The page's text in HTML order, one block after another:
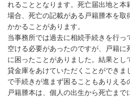
れることとなります。死亡届出地と本
場合、死亡の記載がある戸籍謄本を取
かかることがあります。
当事務所では過去に相続手続きを行っ
空ける必要があったのですが、戸籍に
に困ったことがありました。結果とし
貸金庫をあけていただくことができま
で手続きが進まず困ることもありえる
戸籍謄本は、個人の出生から死亡まで